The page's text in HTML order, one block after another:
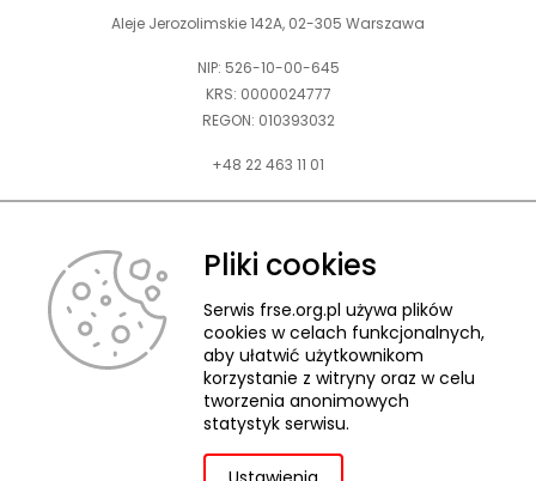
Aleje Jerozolimskie 142A, 02-305 Warszawa
NIP: 526-10-00-645
KRS: 0000024777
REGON: 010393032
+48 22 463 11 01
Zapraszamy do kontaktu telefonicznego w godz. 9-15.
kontakt@frse.org.pl
© 2026 Fundacja Rozwoju Systemu Edukacji
Ochrona danych osobowych
ZGŁASZANIE NARUSZEŃ
Pliki cookies
Serwis frse.org.pl używa plików
cookies w celach funkcjonalnych,
aby ułatwić użytkownikom
korzystanie z witryny oraz w celu
tworzenia anonimowych
statystyk serwisu.